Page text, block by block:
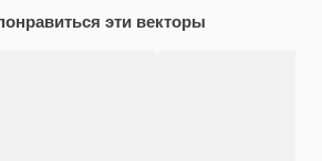
эти векторы